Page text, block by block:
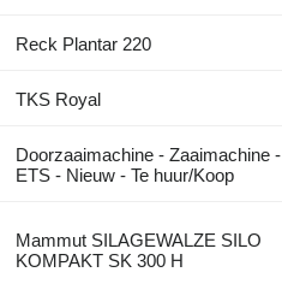
Reck Plantar 220
TKS Royal
Doorzaaimachine - Zaaimachine -
ETS - Nieuw - Te huur/Koop
Mammut SILAGEWALZE SILO
KOMPAKT SK 300 H